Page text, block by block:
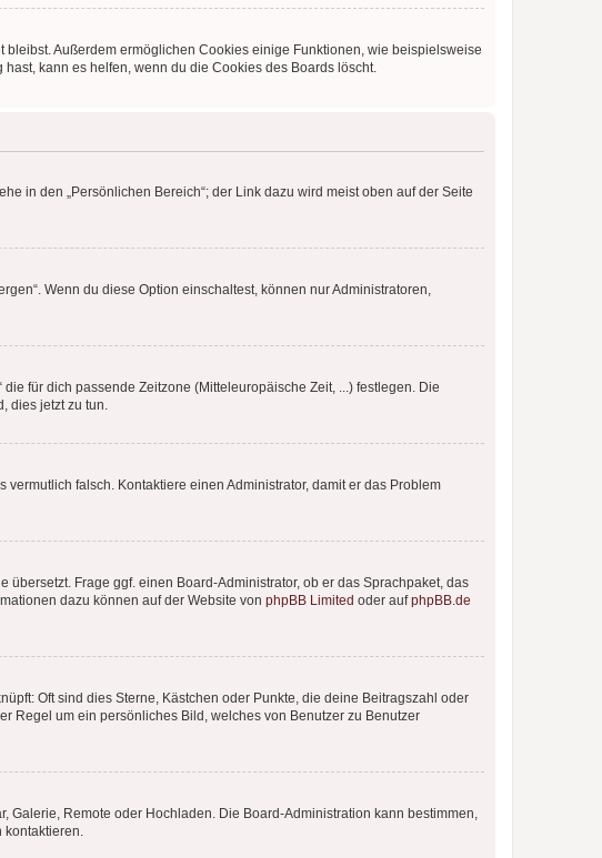
Außerdem ermöglichen Cookies einige Funktionen, wie beispielsweise
kann es helfen, wenn du die Cookies des Boards löscht.
in den „Persönlichen Bereich“; der Link dazu wird meist oben auf der Seite
Wenn du diese Option einschaltest, können nur Administratoren,
für dich passende Zeitzone (Mitteleuropäische Zeit, ...) festlegen. Die
dies jetzt zu tun.
falsch. Kontaktiere einen Administrator, damit er das Problem
Frage ggf. einen Board-Administrator, ob er das Sprachpaket, das
dazu können auf der Website von phpBB Limited oder aufphpBB.de
Oft sind dies Sterne, Kästchen oder Punkte, die deine Beitragszahl oder
Regel um ein persönliches Bild, welches von Benutzer zu Benutzer
Galerie, Remote oder Hochladen. Die Board-Administration kann bestimmen,
kontaktieren.